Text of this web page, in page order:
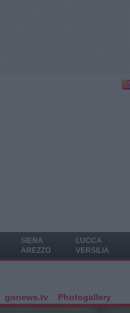
SIENA
AREZZO
LUCCA
VERSILIA
gonews.tv Photogallery